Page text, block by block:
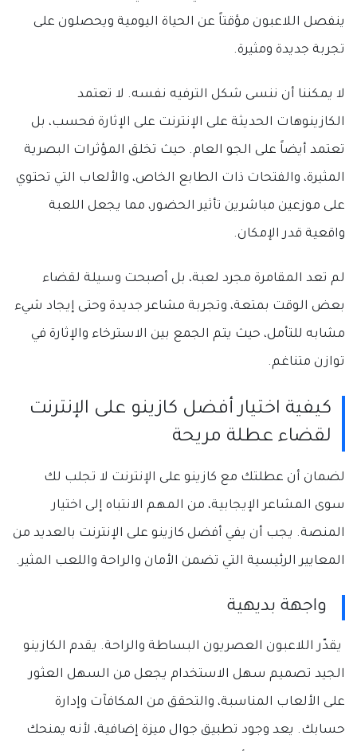
ينفصل اللاعبون مؤقتاً عن الحياة اليومية ويحصلون على
تجربة جديدة ومثيرة.
لا يمكننا أن ننسى شكل الترفيه نفسه. لا تعتمد
الكازينوهات الحديثة على الإنترنت على الإثارة فحسب، بل
تعتمد أيضاً على الجو العام. حيث تخلق المؤثرات البصرية
المثيرة، والفتحات ذات الطابع الخاص، والألعاب التي تحتوي
على موزعين مباشرين تأثير الحضور، مما يجعل اللعبة
واقعية قدر الإمكان.
لم تعد المقامرة مجرد لعبة، بل أصبحت وسيلة لقضاء
بعض الوقت بمتعة، وتجربة مشاعر جديدة وحتى إيجاد شيء
مشابه للتأمل، حيث يتم الجمع بين الاسترخاء والإثارة في
توازن متناغم.
كيفية اختيار أفضل كازينو على الإنترنت
لقضاء عطلة مريحة
لضمان أن عطلتك مع كازينو على الإنترنت لا تجلب لك
سوى المشاعر الإيجابية، من المهم الانتباه إلى اختيار
المنصة. يجب أن يفي أفضل كازينو على الإنترنت بالعديد من
المعايير الرئيسية التي تضمن الأمان والراحة واللعب المثير.
واجهة بديهية
يقدّر اللاعبون العصريون البساطة والراحة. يقدم الكازينو
الجيد تصميم سهل الاستخدام يجعل من السهل العثور
على الألعاب المناسبة، والتحقق من المكافآت وإدارة
حسابك. يعد وجود تطبيق جوال ميزة إضافية، لأنه يمنحك